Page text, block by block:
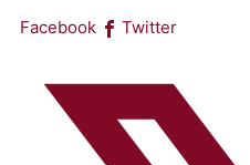
Facebook Twitter